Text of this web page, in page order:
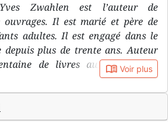
Zwahlen est l’auteur de
ouvrages. Il est marié et père de
adultes. Il est engagé dans le
depuis plus de trente ans. Auteur
de livres aux styles très
est actuellement responsable des
la Ligue pour la Lecture de la
Romande.
book_open Voir plus